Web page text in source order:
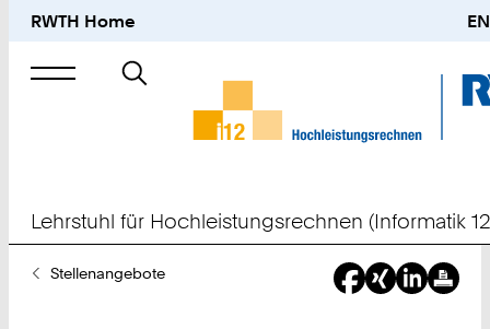
RWTH Home EN
Suche
nach
Lehrstuhl für Hochleistungsrechnen (Informatik
SieStellenangebote